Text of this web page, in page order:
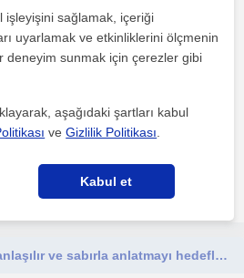
dersler
birebir özel ders ve ödev desteği
Ücretsiz iletişime geç
Öğrencilerime konuları anlaşılır ve sabırla anlatmayı hedefleyen, disiplinli ve iletişimi güçlü bir eğitmenim
işleyişini sağlamak, içeriği
uyarlamak ve etkinliklerini ölçmenin
deneyim sunmak için çerezler gibi
aşağıdaki şartları kabul
veGizlilik Politikası
Kabul et